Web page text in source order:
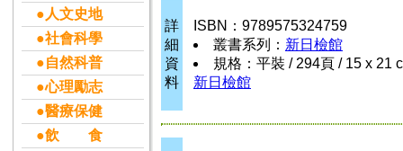
●人文史地
●社會科學
●自然科普
●心理勵志
●醫療保健
●飲 食
詳
細
資
料
ISBN：9789575324759
叢書系列： 新日檢館
規格：平裝 / 294頁 / 15 x 21
新日檢館